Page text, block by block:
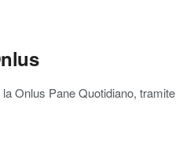
Onlus Pane Quotidiano, tramite